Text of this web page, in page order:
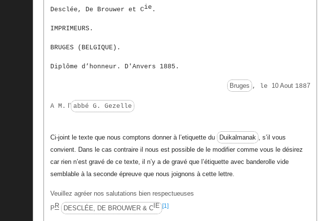
Desclée, De Brouwer et Cie .
IMPRIMEURS.
BRUGES (BELGIQUE).
Diplôme d’honneur. D'Anvers 1885.
Bruges , le 10 Aout 1887
A M. l’ abbé G. Gezelle
Ci-joint le texte que nous comptons donner à l’etiquette du Duikalmanak , s’il vous
convient. Dans le cas contraire il nous est possible de le modifier comme vous le désirez
car rien n’est gravé de ce texte, il n’y a de gravé que l’étiquette avec banderolle vide
semblable à la seconde épreuve que nous joignons à cette lettre.
Veuillez agréer nos salutations bien respectueuses
PR DESCLÉE, DE BROUWER & CIE [1]